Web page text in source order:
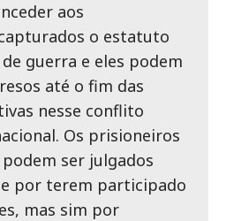
aos
o estatuto
guerra e eles podem
até o fim das
nesse conflito
Os prisioneiros
ser julgados
por terem participado
mas sim por